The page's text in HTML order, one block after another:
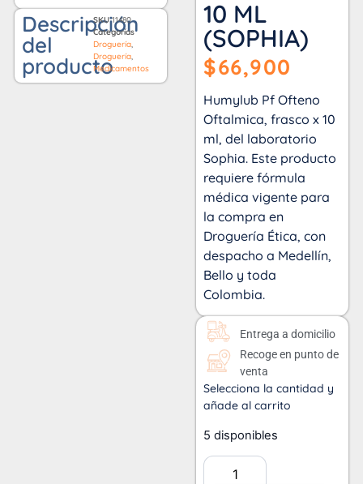
Descripción
del
producto
SKU11480
Categorías
Droguería,
Droguería,
Medicamentos
10 ML
(SOPHIA)
$66,900
Humylub Pf Ofteno
Oftalmica, frasco x 10
ml, del laboratorio
Sophia. Este producto
requiere fórmula
médica vigente para
la compra en
Droguería Ética, con
despacho a Medellín,
Bello y toda
Colombia.
Entrega a domicilio
Recoge en punto de
venta
Selecciona la cantidad y
añade al carrito
5 disponibles